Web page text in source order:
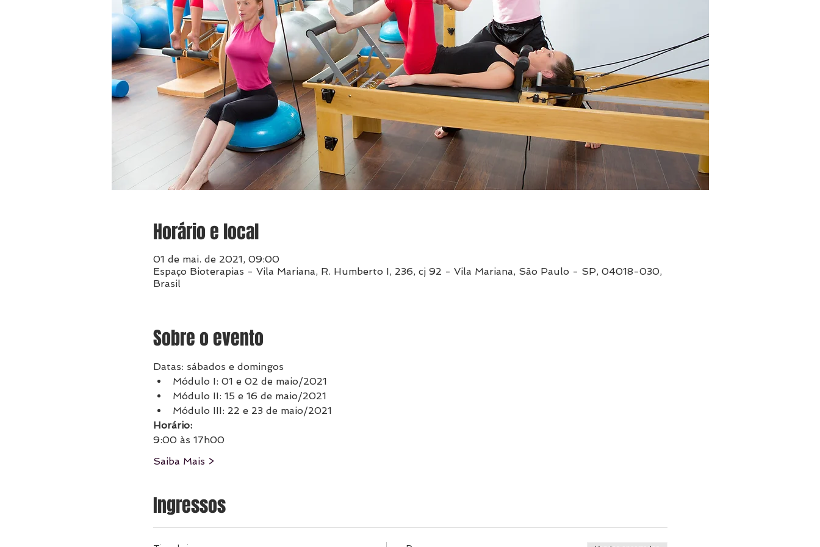
Horário e local
01 de mai. de 2021, 09:00
Espaço Bioterapias - Vila Mariana, R. Humberto I, 236, cj 92 - Vila Mariana, São Paulo - SP, 04018-030,
Brasil
Sobre o evento
Datas: sábados e domingos
Módulo I: 01 e 02 de maio/2021
Módulo II: 15 e 16 de maio/2021
Módulo III: 22 e 23 de maio/2021
Horário:
9:00 às 17h00
Saiba Mais >
Ingressos